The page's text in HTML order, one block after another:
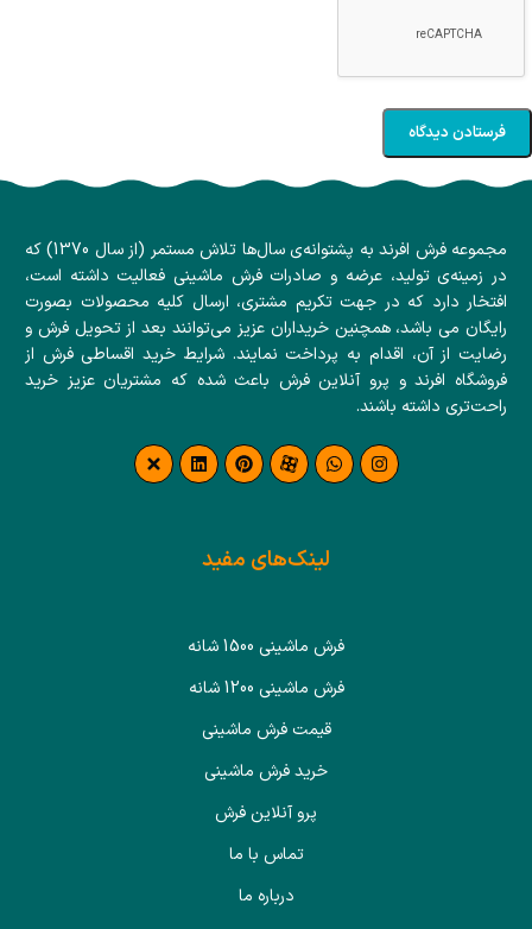
مجموعه فرش افرند به پشتوانه‌ی سال‌ها تلاش مستمر (از سال 1370) که
در زمینه‌ی تولید، عرضه و صادرات فرش ماشینی فعالیت داشته است،
افتخار دارد که در جهت تکریم مشتری، ارسال کلیه محصولات بصورت
رایگان می باشد، همچنین خریداران عزیز می‌توانند بعد از تحویل فرش و
رضایت از آن، اقدام به پرداخت نمایند. شرایط خرید اقساطی فرش از
فروشگاه افرند و پرو آنلاین فرش باعث شده که مشتریان عزیز خرید
راحت‌تری داشته باشند.
لینک‌های مفید
فرش ماشینی 1500 شانه
فرش ماشینی 1200 شانه
قیمت فرش ماشینی
خرید فرش ماشینی
پرو آنلاین فرش
تماس با ما
درباره ما